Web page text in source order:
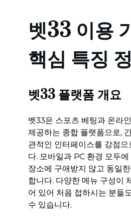
벳33 이용
핵심 특징
벳33 플랫폼 개요
벳33은 스포츠 베팅과 온라
제공하는 종합 플랫폼으로,
관적인 인터페이스를 강점으
다. 모바일과 PC 환경 모두
장소에 구애받지 않고 동일
합니다. 다양한 메뉴 구성이
어 있어 처음 접하시는 분들
수 있습니다.